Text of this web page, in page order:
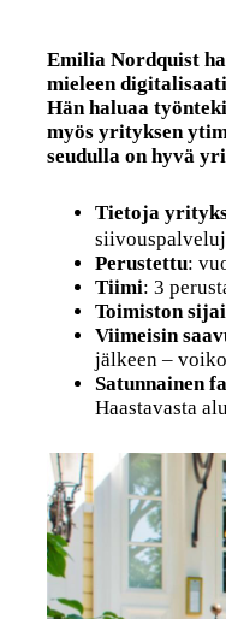
Emilia Nordquist
mieleen
Hän haluaa
myös yrityksen
seudulla on hyvä
Tietoja
Perustettu:
Tiimi: 3
Toimiston
Viimeisin
jälkeen –
Satunnainen
Haastavasta